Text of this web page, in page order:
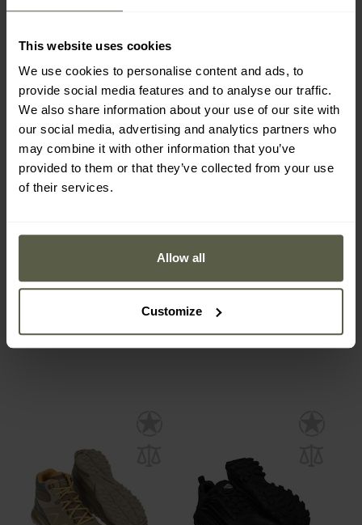
This website uses cookies
We use cookies to personalise content and ads, to
provide social media features and to analyse our traffic.
We also share information about your use of our site with
our social media, advertising and analytics partners who
may combine it with other information that you’ve
provided to them or that they’ve collected from your use
of their services.
Allow all
Customize
Boty Merrell MOAB 3
Boty Merrell MOAB
2 255 Kč
3 661 Kč